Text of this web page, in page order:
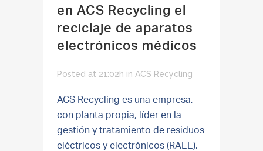
en ACS Recycling el
reciclaje de aparatos
electrónicos médicos
Posted at 21:02h in ACS Recycling
ACS Recycling es una empresa,
con planta propia, líder en la
gestión y tratamiento de residuos
eléctricos y electrónicos (RAEE),